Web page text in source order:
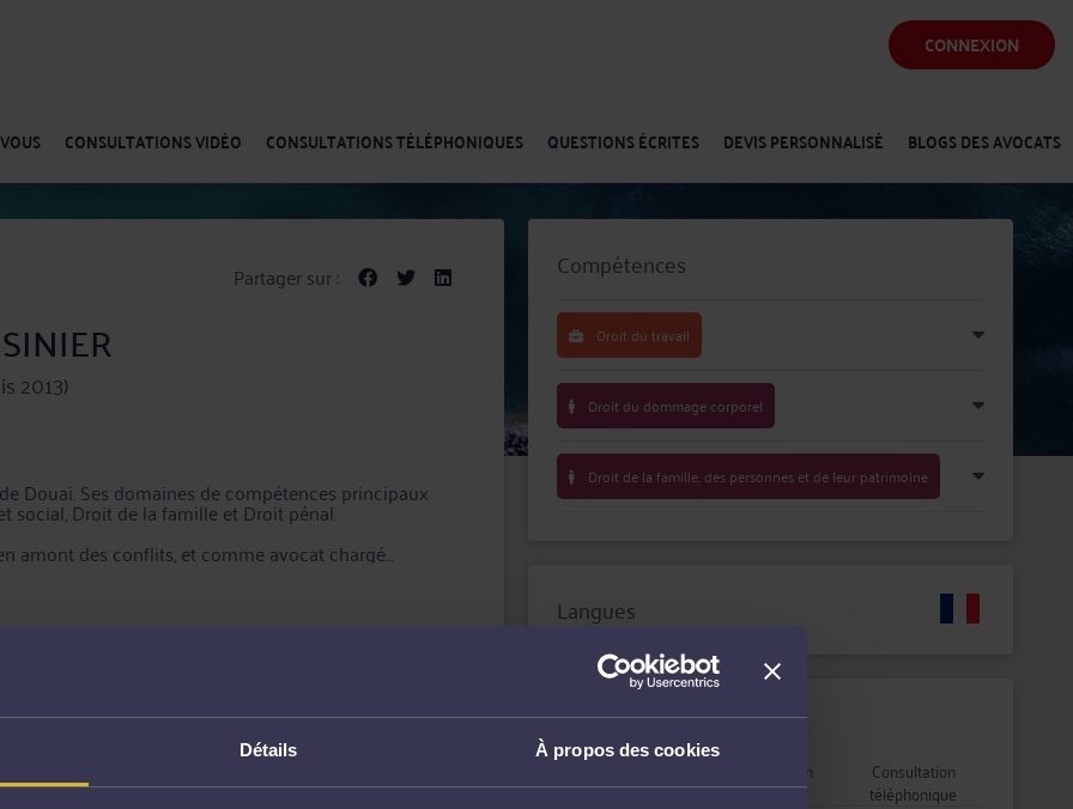
Détails À propos des cookies
CONNEXION
CONSULTATIONS VIDÉO CONSULTATIONS TÉLÉPHONIQUES QUESTIONS ÉCRITES DEVIS PERSONNALISÉ BLOGS DES AVOCATS
Partager sur :
2013)
Douai. Ses domaines de compétences principaux
social, Droit de la famille et Droit pénal.
amont des conflits, et comme avocat chargé
que ce soit en défense, ou pour engager une
à l'écoute et au dialogue, et vous aide à faire
Compétences
Droit du travail
Droit du dommage corporel
Droit de la famille, des personnes et de leur patrimoine
Langues
Disponibilités
Rendez-vous
cabinet
Consultation
vidéo
Consultation
téléphonique